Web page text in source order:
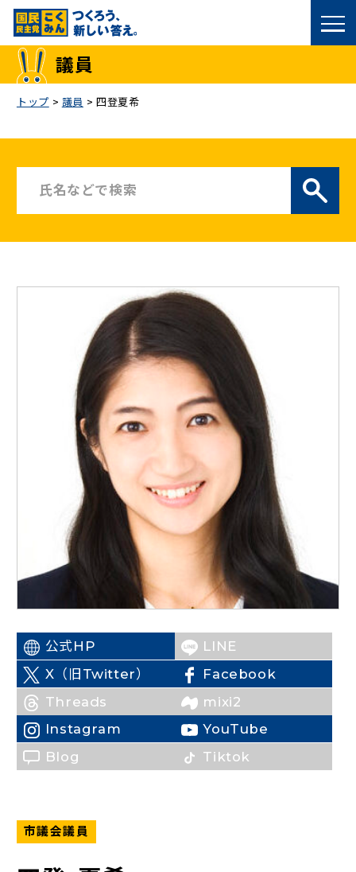
国民民主党トップ
お問い合わせ
ニュースリリース
こくみんうさぎの部屋
参加・サポート
Go!Go!こくみんストア（新しいタブで開く）
TEAMこくみんうさぎ （新しいタブで開く）
こくみんオンラインスクール （新しいタブで開く）
（新しいタブで開く）
二次創作ガイドライン （新しいタブで開く）
プライバシーポリシー
特定商取引法に基づく表記
議員
トップ > 議員 > 四登夏希
公式HP
（新しいタブで開く）
LINE
X（旧Twitter）
（新しいタブで開く）
Facebook
（新しいタブで開く）
Threads
mixi2
Instagram
（新しいタブで開く）
YouTube
（新しいタブで開く）
Blog Tiktok
市議会議員